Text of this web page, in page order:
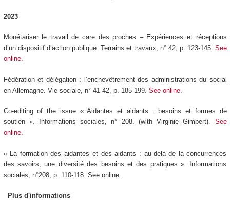
2023
Monétariser le travail de care des proches – Expériences et réceptions
d’un dispositif d’action publique. Terrains et travaux, n° 42, p. 123-145. See
online.
Fédération et délégation : l’enchevêtrement des administrations du social
en Allemagne. Vie sociale, n° 41-42, p. 185-199. See online.
Co-editing of the issue « Aidantes et aidants : besoins et formes de
soutien ». Informations sociales, n° 208. (with Virginie Gimbert). See
online.
« La formation des aidantes et des aidants : au-delà de la concurrences
des savoirs, une diversité des besoins et des pratiques ». Informations
sociales, n°208, p. 110-118. See online.
Plus d'informations